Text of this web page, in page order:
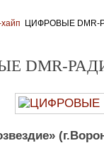
ЦИФРОВЫЕ
DMR-